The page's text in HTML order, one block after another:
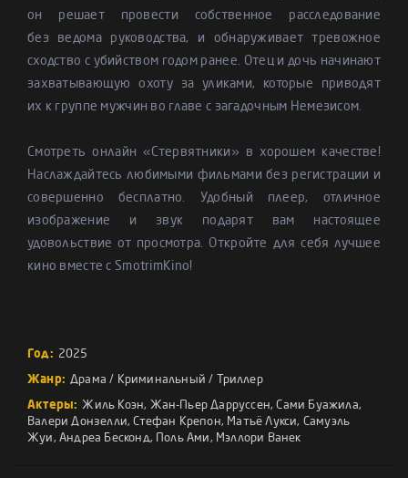
он решает провести собственное расследование
без ведома руководства, и обнаруживает тревожное
сходство с убийством годом ранее. Отец и дочь начинают
захватывающую охоту за уликами, которые приводят
их к группе мужчин во главе с загадочным Немезисом.
Смотреть онлайн «Стервятники» в хорошем качестве!
Наслаждайтесь любимыми фильмами без регистрации и
совершенно бесплатно. Удобный плеер, отличное
изображение и звук подарят вам настоящее
удовольствие от просмотра. Откройте для себя лучшее
кино вместе с SmotrimKino!
Год: 2025
Жанр: Драма / Криминальный / Триллер
Актеры: Жиль Коэн, Жан-Пьер Дарруссен,Сами Буажила,
Валери Донзелли,Стефан Крепон, Матьё Лукси, Самуэль
Жуи, Андреа Бесконд, Поль Ами, Мэллори Ванек